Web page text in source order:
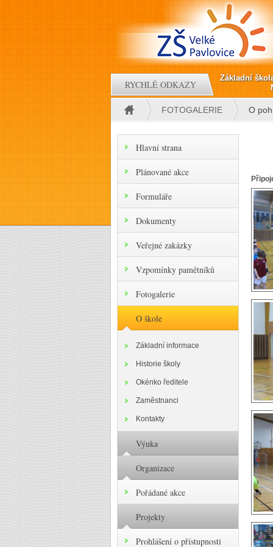
RYCHLÉ ODKAZY
Základní
Jste zde FOTOGALERIE O
Hlavní strana
Plánované akce
Formuláře
Dokumenty
Veřejné zakázky
Vzpomínky pamětníků
Fotogalerie
O škole
Základní informace
Historie školy
Okénko ředitele
Zaměstnanci
Kontakty
Výuka
Organizace
Pořádané akce
Projekty
Prohlášení o přístupnosti